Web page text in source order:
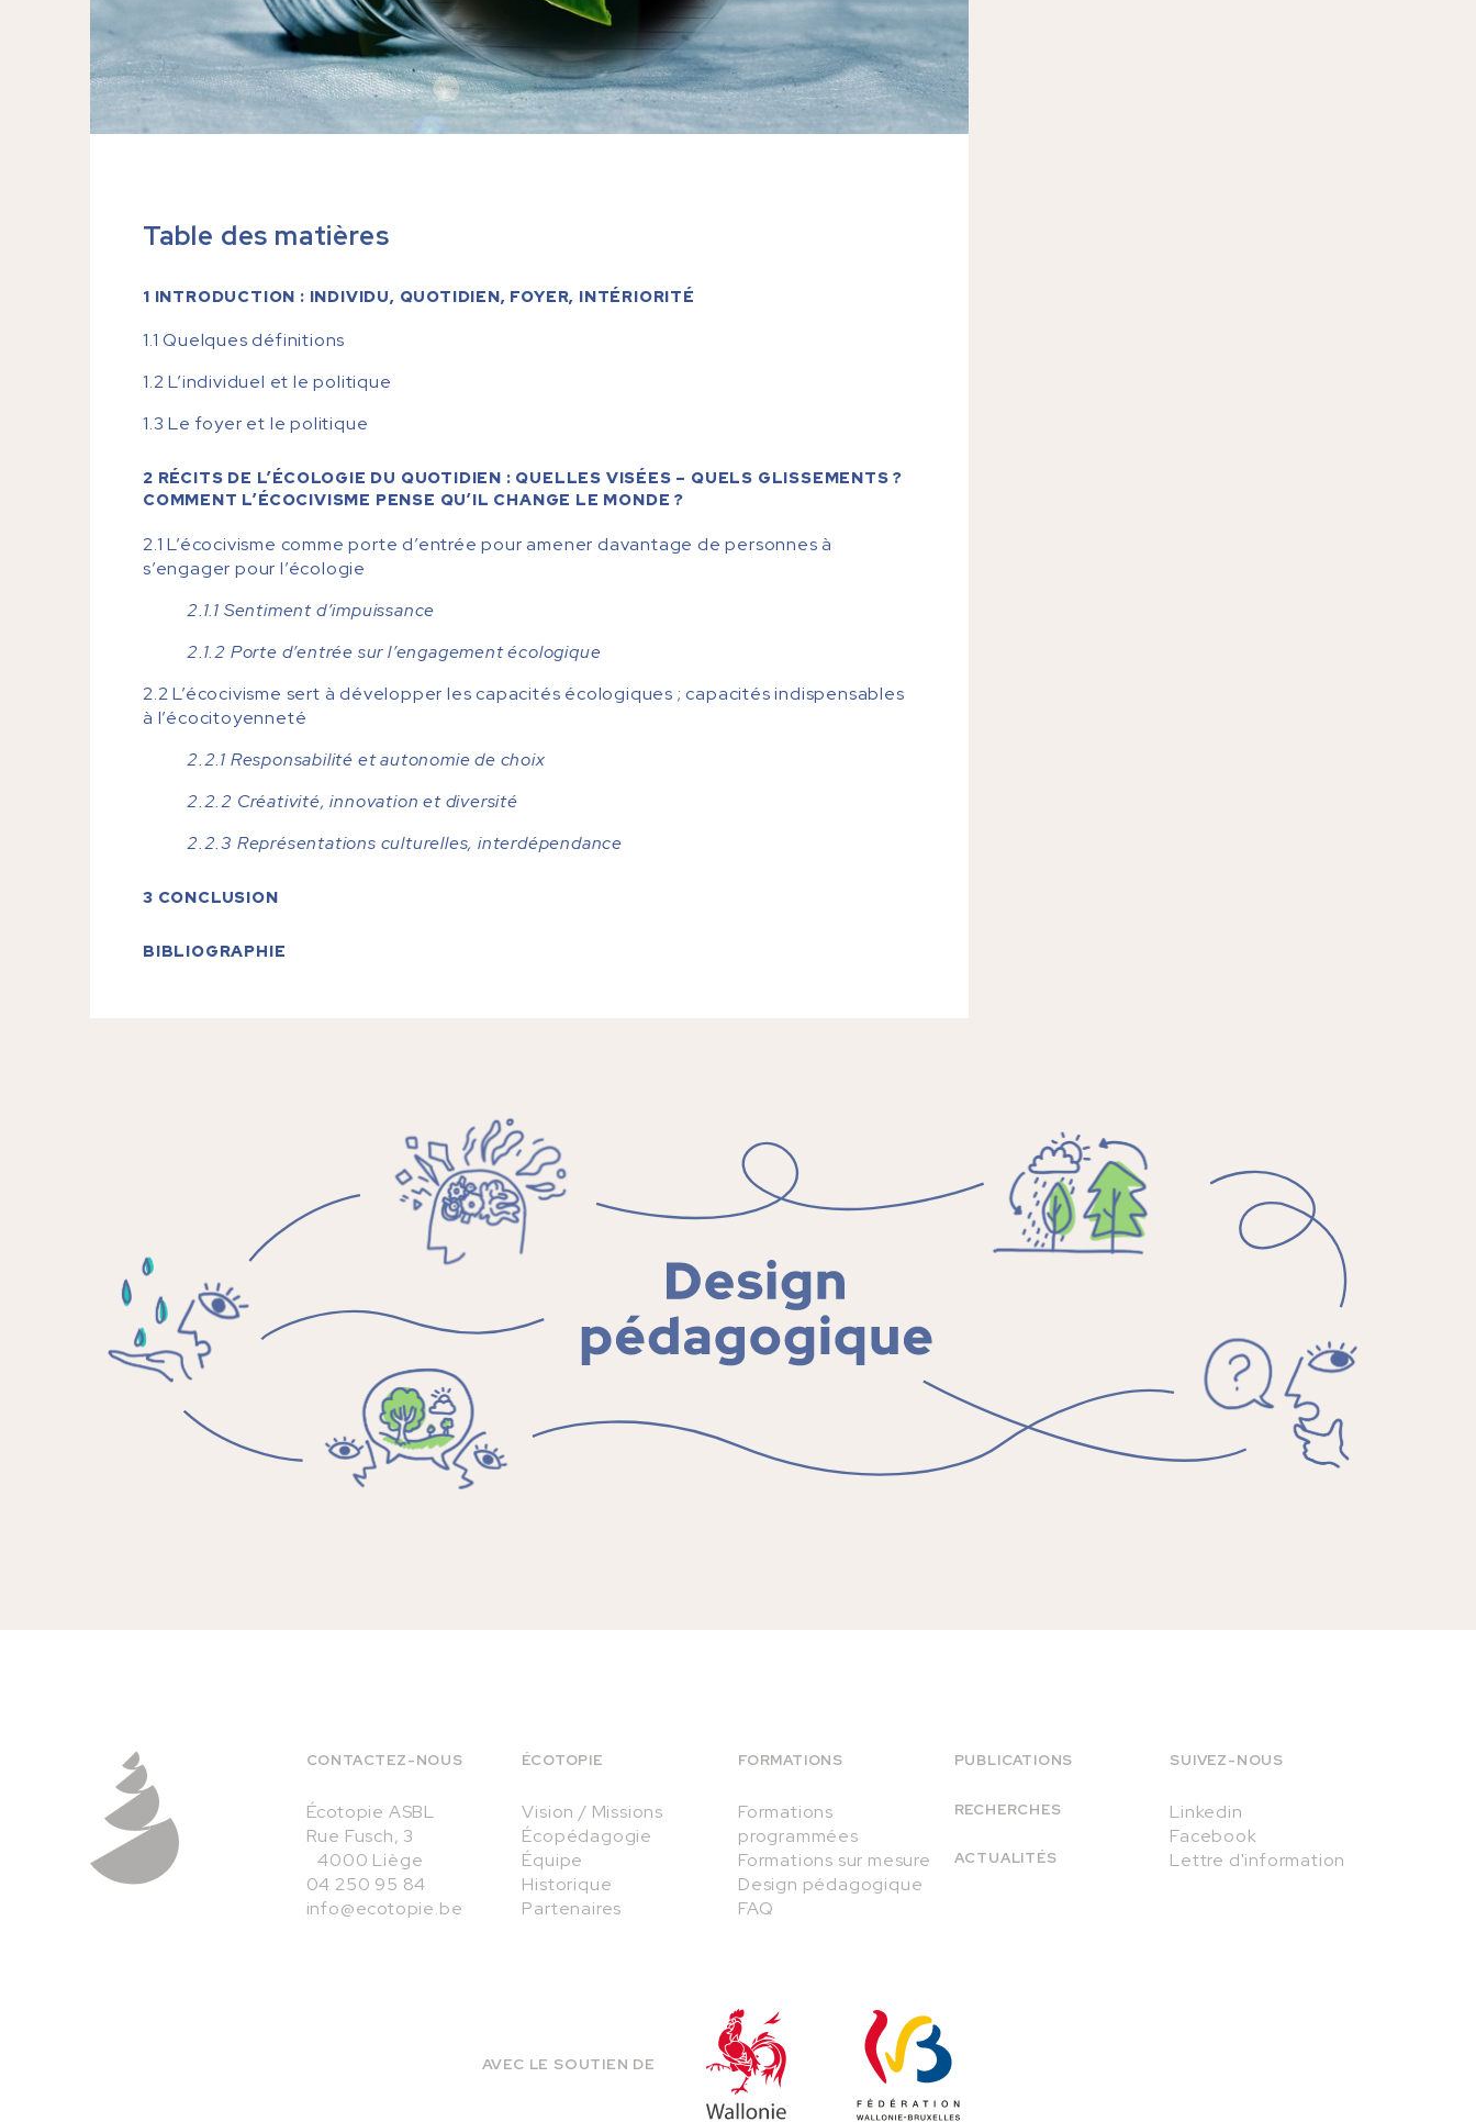
Table des matières
1 INTRODUCTION : INDIVIDU, QUOTIDIEN, FOYER, INTÉRIORITÉ
1.1 Quelques définitions
1.2 L’individuel et le politique
1.3 Le foyer et le politique
2 RÉCITS DE L’ÉCOLOGIE DU QUOTIDIEN : QUELLES VISÉES – QUELS GLISSEMENTS ?
COMMENT L’ÉCOCIVISME PENSE QU’IL CHANGE LE MONDE ?
2.1 L’écocivisme comme porte d’entrée pour amener davantage de personnes à
s’engager pour l’écologie
2.1.1 Sentiment d’impuissance
2.1.2 Porte d’entrée sur l’engagement écologique
2.2 L’écocivisme sert à développer les capacités écologiques ; capacités indispensables
à l’écocitoyenneté
2.2.1 Responsabilité et autonomie de choix
2.2.2 Créativité, innovation et diversité
2.2.3 Représentations culturelles, interdépendance
3 CONCLUSION
BIBLIOGRAPHIE
CONTACTEZ-NOUS
Écotopie ASBL
Rue Fusch, 3
4000 Liège
04 250 95 84
info@ecotopie.be
ÉCOTOPIE
Vision / Missions
Écopédagogie
Équipe
Historique
Partenaires
FORMATIONS
Formations
programmées
Formations sur mesure
Design pédagogique
FAQ
PUBLICATIONS
RECHERCHES
ACTUALITÉS
SUIVEZ-NOUS
Linkedin
Facebook
Lettre d'information
AVEC LE SOUTIEN DE